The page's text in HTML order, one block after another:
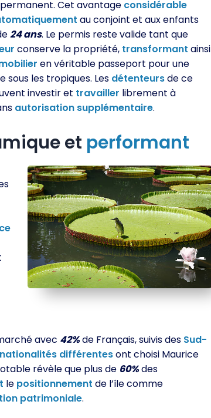
Cet avantage considérable
au conjoint et aux enfants
24 ans. Le permis reste valide tant que
conserve la propriété, transformant ainsi
en véritable passeport pour une
sous les tropiques. Les détenteursde ce
investir et travailler librement à
autorisation supplémentaire.
et performant
avec 42%de Français, suivis des Sud-
nationalités différentesont choisi Maurice
révèle que plus de 60%des
le positionnement de l’île comme
patrimoniale.